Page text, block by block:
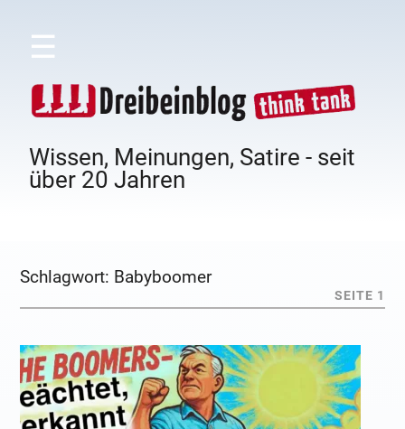
☰
Wissen, Meinungen, Satire - seit
über 20 Jahren
Schlagwort: Babyboomer
SEITE 1